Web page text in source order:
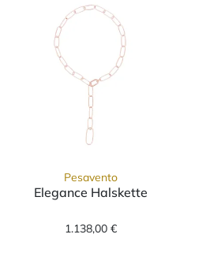
Pesavento
Elegance Halskette
1.138,00 €